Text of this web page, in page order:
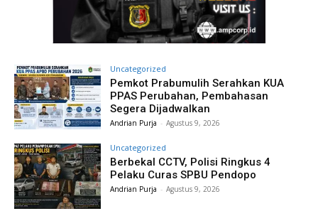
Uncategorized
Pemkot Prabumulih Serahkan KUA
PPAS Perubahan, Pembahasan
Segera Dijadwalkan
Andrian Purja - Agustus 9, 2026
Uncategorized
Berbekal CCTV, Polisi Ringkus 4
Pelaku Curas SPBU Pendopo
Andrian Purja - Agustus 9, 2026